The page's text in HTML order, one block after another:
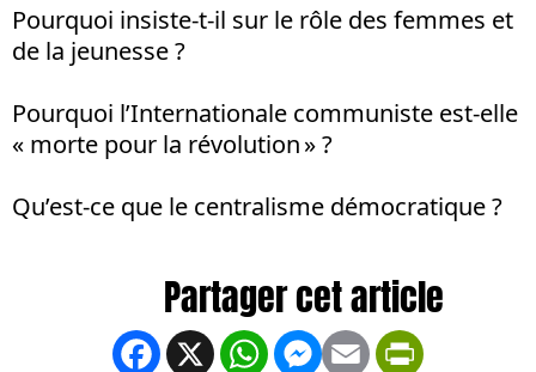
Pourquoi insiste-t-il sur le rôle des femmes et
de la jeunesse ?
Pourquoi l’Internationale communiste est-elle
« morte pour la révolution » ?
Qu’est-ce que le centralisme démocratique ?
Facebook
X WhatsApp
Messenger
Email